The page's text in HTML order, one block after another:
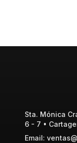
Sta. Mónica
6 - 7 •
Email: